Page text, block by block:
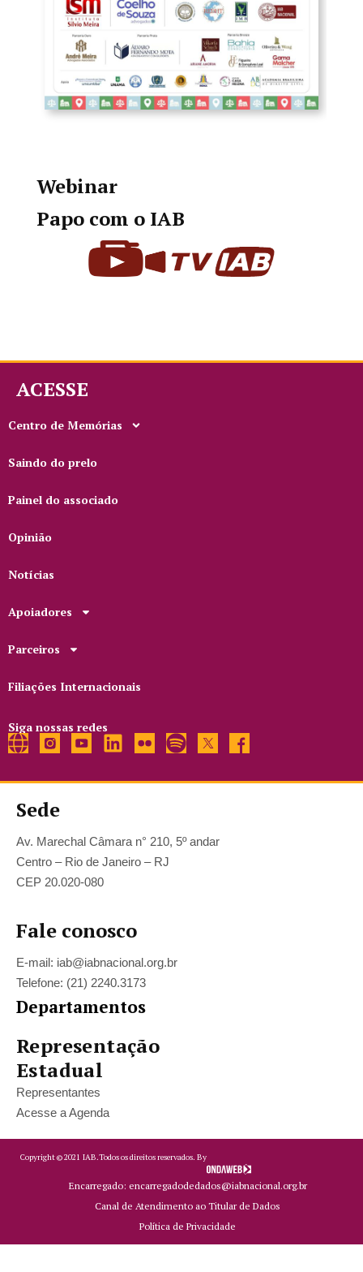
Webinar
Papo com o IAB
ACESSE
Centro de Memórias
Saindo do prelo
Painel do associado
Opinião
Notícias
Apoiadores
Parceiros
Filiações Internacionais
Siga nossas redes
Sede
Av. Marechal Câmara n° 210, 5º andar
Centro – Rio de Janeiro – RJ
CEP 20.020-080
Fale conosco
E-mail: iab@iabnacional.org.br
Telefone: (21) 2240.3173
Departamentos
Representação
Estadual
Representantes
Acesse a Agenda
Copyright ©2021 IAB.Todos os direitos reservados. By
Encarregado: encarregadodedados@iabnacional.org.br
Canal de Atendimento ao Titular de Dados
Política de Privacidade